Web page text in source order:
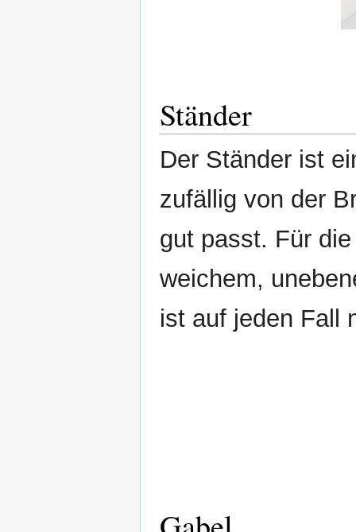
Ständer
Der Ständer ist
zufällig von der
gut passt. Für
weichem,
ist auf jeden Fall